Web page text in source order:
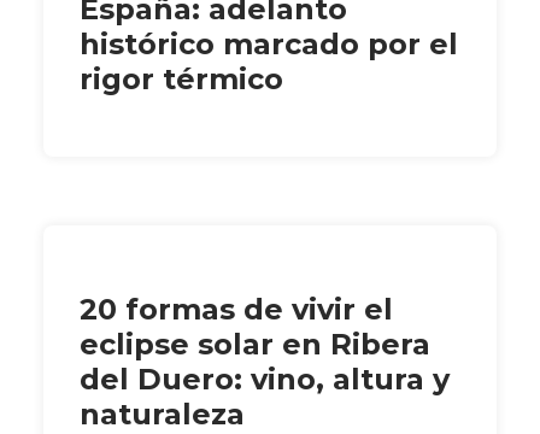
España: adelanto
histórico marcado por el
rigor térmico
20 formas de vivir el
eclipse solar en Ribera
del Duero: vino, altura y
naturaleza